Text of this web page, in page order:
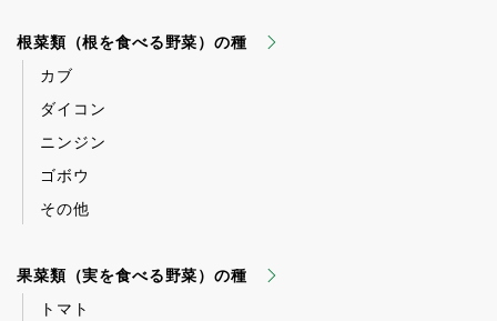
根菜類（根を食べる野菜）の種
カブ
ダイコン
ニンジン
ゴボウ
その他
果菜類（実を食べる野菜）の種
トマト